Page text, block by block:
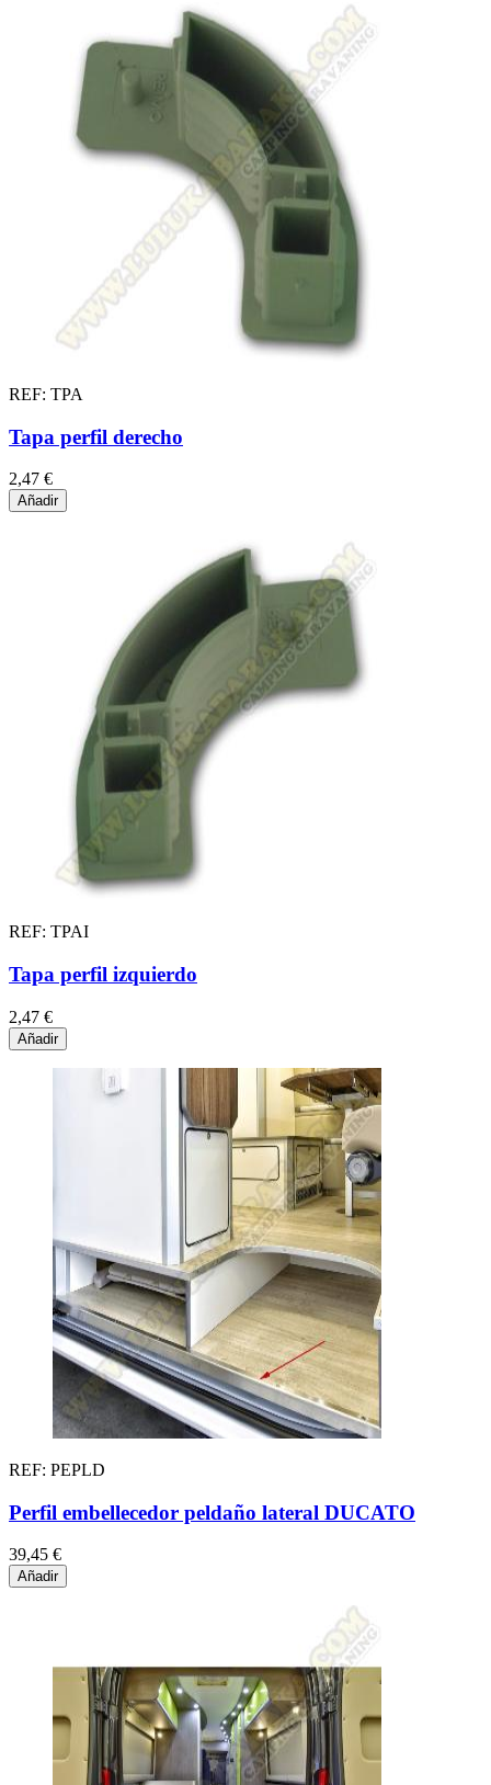
REF: TPA
Tapa perfil derecho
2,47 €
Añadir
REF: TPAI
Tapa perfil izquierdo
2,47 €
Añadir
REF: PEPLD
Perfil embellecedor peldaño lateral DUCATO
39,45 €
Añadir